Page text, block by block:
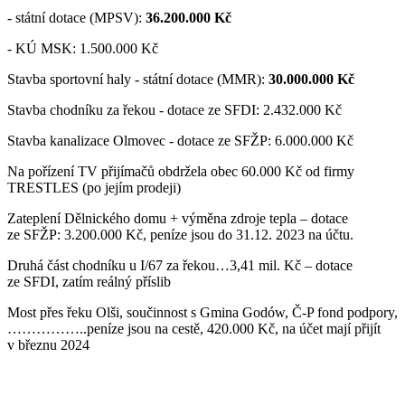
- státní dotace (MPSV): 36.200.000 Kč
- KÚ MSK: 1.500.000 Kč
Stavba sportovní haly - státní dotace (MMR): 30.000.000 Kč
Stavba chodníku za řekou - dotace ze SFDI: 2.432.000 Kč
Stavba kanalizace Olmovec - dotace ze SFŽP: 6.000.000 Kč
Na pořízení TV přijímačů obdržela obec 60.000 Kč od firmy
TRESTLES (po jejím prodeji)
Zateplení Dělnického domu + výměna zdroje tepla – dotace
ze SFŽP: 3.200.000 Kč, peníze jsou do 31.12. 2023 na účtu.
Druhá část chodníku u I/67 za řekou…3,41 mil. Kč – dotace
ze SFDI, zatím reálný příslib
Most přes řeku Olši, součinnost s Gmina Godów, Č-P fond podpory,
……………..peníze jsou na cestě, 420.000 Kč, na účet mají přijít
v březnu 2024